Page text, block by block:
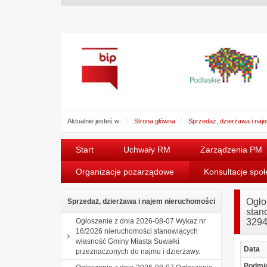
Aktualnie jesteś w: Strona główna Sprzedaż, dzierżawa i
Start Uchwały RM Zarządzenia PM
Organizacje pozarządowe Konsultacje
Sprzedaż, dzierżawa i najem nieruchomości
Ogłoszenie z dnia 2026-08-07 Wykaz nr
16/2026 nieruchomości stanowiących
własność Gminy Miasta Suwałki
przeznaczonych do najmu i dzierżawy.
Data